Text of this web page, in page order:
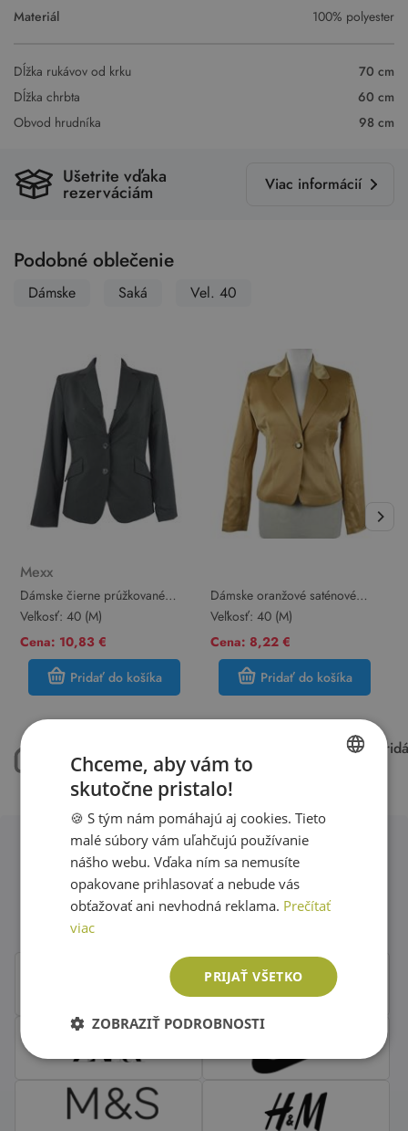
Materiál
100% polyester
Dĺžka rukávov od krku
70 cm
Dĺžka chrbta
60 cm
Obvod hrudníka
98 cm
Ušetrite vďaka
rezerváciám Viac informácií
Podobné oblečenie
Dámske Saká Vel. 40
Mexx
Dámske čierne prúžkované
sako Mexx
Veľkosť: 40 (M)
Cena: 10,83 €
Pridať do košíka
Dámske oranžové saténové
sako
Veľkosť: 40 (M)
Cena: 8,22 €
Pridať do košíka
oblečenia skladom
každý týždeň
Obľúbené značky second hand
oblečenia
ENGLISH
Chceme, aby vám to
skutočne pristalo!
🍪 S tým nám pomáhajú aj cookies. Tieto
malé súbory vám uľahčujú používanie
nášho webu. Vďaka ním sa nemusíte
opakovane prihlasovať a nebude vás
obťažovať ani nevhodná reklama. Prečítať
viac
PRIJAŤ VŠETKO
ZOBRAZIŤ PODROBNOSTI